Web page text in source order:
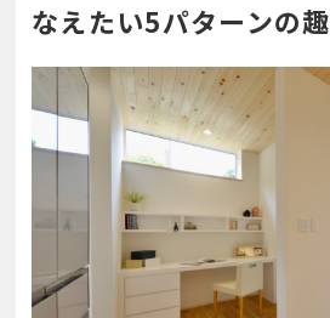
なえたい5パターンの